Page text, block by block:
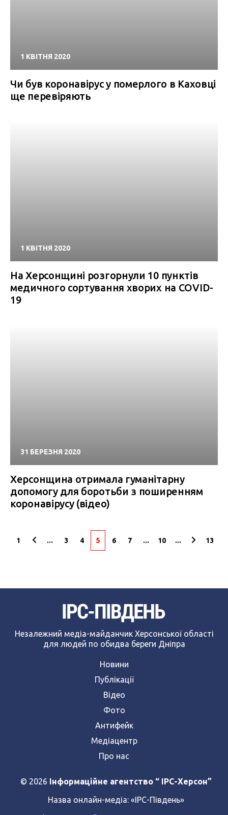
1 КВІТНЯ 2020
Чи був коронавірус у померлого в Каховці
ще перевіряють
1 КВІТНЯ 2020
На Херсонщині розгорнули 10 пунктів
медичного сортування хворих на COVID-
19
31 БЕРЕЗНЯ 2020
Херсонщина отримала гуманітарну
допомогу для боротьби з поширенням
коронавірусу (відео)
1 ... 3 4 5 6 7 ... 10 ... 13
Незалежний медіа-майданчик Херсонської області
для людей по обидва береги Дніпра
Новини
Публікації
Відео
Фото
Антифейк
Медіацентр
Про нас
© 2026 Інформаційне агентство “ IPC-Херсон”
Назва онлайн-медіа: «ІРС-Південь»